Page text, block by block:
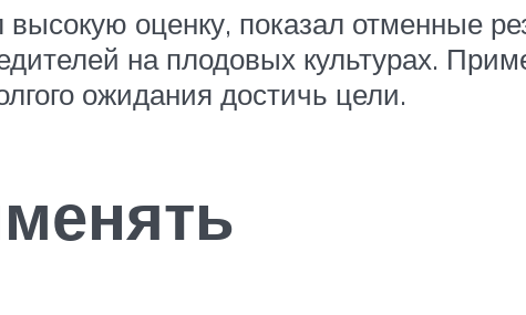
оценку, показал отменные
на плодовых культурах.
ожидания достичь цели.